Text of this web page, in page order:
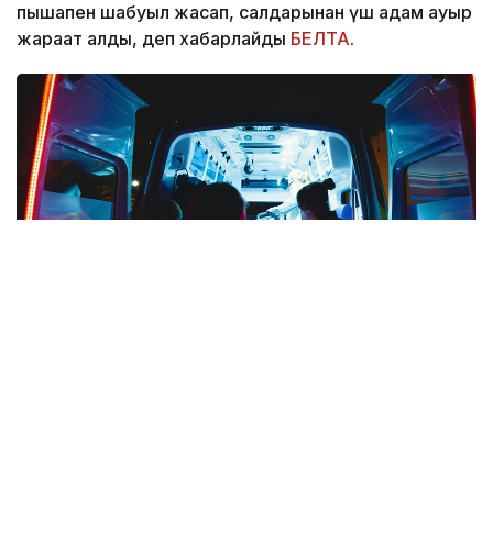
пышақпен шабуыл жасап, салдарынан үш адам ауыр
жарақат алды, деп хабарлайды БЕЛТА.